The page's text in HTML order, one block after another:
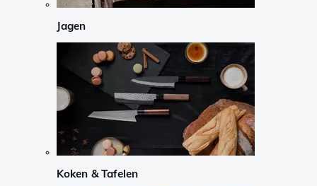
Jagen
Koken & Tafelen